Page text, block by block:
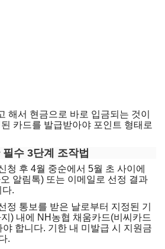
해서 현금으로 바로 입금되는 것이
카드를 발급받아야 포인트 형태로
수 3단계 조작법
청 후 4월 중순에서 5월 초 사이에
알림톡) 또는 이메일로 선정 결과
다.
정 통보를 받은 날로부터 지정된 기
) 내에 NH농협 채움카드(비씨카드
합니다. 기한 내 미발급 시 지원금
.